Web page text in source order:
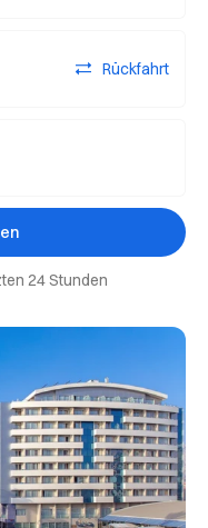
Rückfahrt
24 Stunden